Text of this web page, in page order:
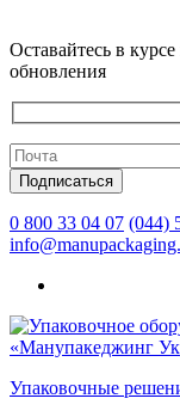
Оставайтесь в
обновления
0 800 33 04 07 (044)
Упаковочные